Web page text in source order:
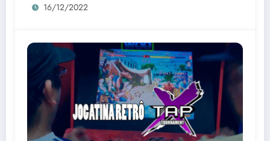
16/12/2022